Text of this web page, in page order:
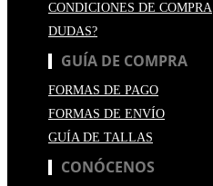
CONDICIONES DE COMPRA
DUDAS?
GUÍA DE COMPRA
FORMAS DE PAGO
FORMAS DE ENVÍO
GUÍA DE TALLAS
CONÓCENOS